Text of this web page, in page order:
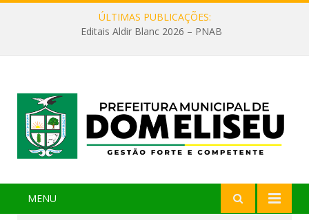
ÚLTIMAS PUBLICAÇÕES:
Editais Aldir Blanc 2026 – PNAB
MENU